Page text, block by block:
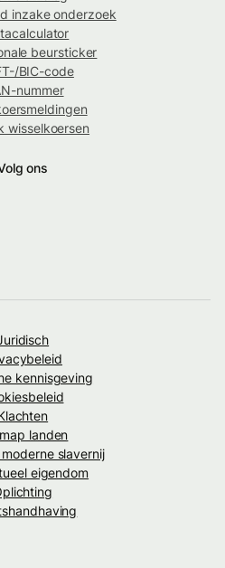
inzake onderzoek
beursticker
BIC-code
nummer
wisselkoersen
ons
kennisgeving
landen
slavernij
eigendom